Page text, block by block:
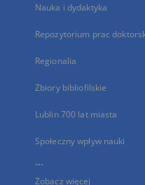
Nauka i dydaktyka
Repozytorium prac
Regionalia
Zbiory bibliofilskie
Lublin 700 lat miasta
Społeczny wpływ nauki
...
Zobacz więcej